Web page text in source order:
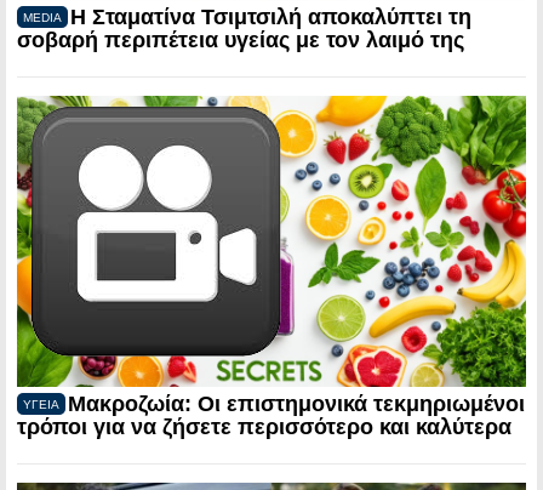
MEDIA
Η Σταματίνα Τσιμτσιλή αποκαλύπτει τη
σοβαρή περιπέτεια υγείας με τον λαιμό της
ΥΓΕΙΑ
Μακροζωία: Οι επιστημονικά τεκμηριωμένοι
τρόποι για να ζήσετε περισσότερο και καλύτερα